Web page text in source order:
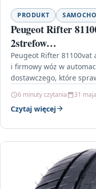
PRODUKT
Peugeot Rifter
2strefow…
Peugeot Rifter
i firmowy wóz w
dostawczego, które
6 minuty czytania 31
Czytaj więcej